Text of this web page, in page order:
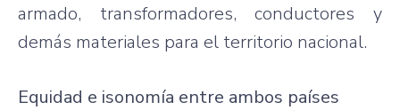
armado, transformadores, conductores y
demás materiales para el territorio nacional.
Equidad e isonomía entre ambos países